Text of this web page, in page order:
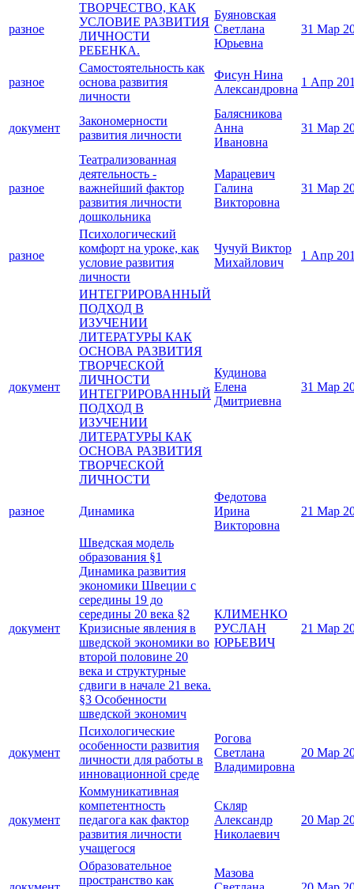
разное
ТВОРЧЕСТВО, КАК
УСЛОВИЕ РАЗВИТИЯ
ЛИЧНОСТИ
РЕБЕНКА.
Буяновская
Светлана
Юрьевна
31 Мар
разное
Самостоятельность как
основа развития
личности
Фисун Нина
Александровна
1 Апр
документ
Закономерности
развития личности
Балясникова
Анна
Ивановна
31 Мар
разное
Театрализованная
деятельность -
важнейший фактор
развития личности
дошкольника
Марацевич
Галина
Викторовна
31 Мар
разное
Психологический
комфорт на уроке, как
условие развития
личности
Чучуй Виктор
Михайлович
1 Апр
документ
ИНТЕГРИРОВАННЫЙ
ПОДХОД В
ИЗУЧЕНИИ
ЛИТЕРАТУРЫ КАК
ОСНОВА РАЗВИТИЯ
ТВОРЧЕСКОЙ
ЛИЧНОСТИ
ИНТЕГРИРОВАННЫЙ
ПОДХОД В
ИЗУЧЕНИИ
ЛИТЕРАТУРЫ КАК
ОСНОВА РАЗВИТИЯ
ТВОРЧЕСКОЙ
ЛИЧНОСТИ
Кудинова
Елена
Дмитриевна
31 Мар
разное Динамика
Федотова
Ирина
Викторовна
21 Мар
документ
Шведская модель
образования §1
Динамика развития
экономики Швеции с
середины 19 до
середины 20 века §2
Кризисные явления в
шведской экономики во
второй половине 20
века и структурные
сдвиги в начале 21 века.
§3 Особенности
шведской экономич
КЛИМЕНКО
РУСЛАН
ЮРЬЕВИЧ
21 Мар
документ
Психологические
особенности развития
личности для работы в
инновационной среде
Рогова
Светлана
Владимировна
20 Мар
документ
Коммуникативная
компетентность
педагога как фактор
развития личности
учащегося
Скляр
Александр
Николаевич
20 Мар
Образовательное
пространство как
Мазова